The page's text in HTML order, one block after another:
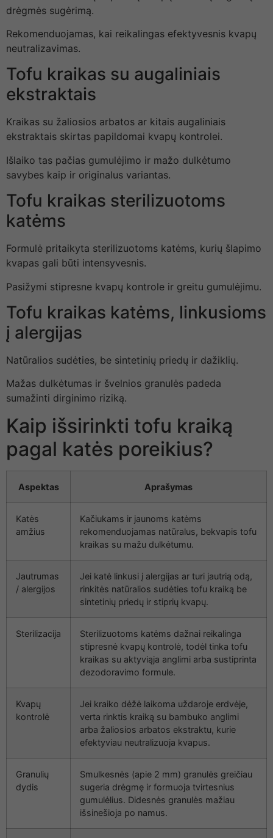
drėgmės sugėrimą.
Rekomenduojamas, kai reikalingas efektyvesnis kvapų
neutralizavimas.
Tofu kraikas su augaliniais
ekstraktais
Kraikas su žaliosios arbatos ar kitais augaliniais
ekstraktais skirtas papildomai kvapų kontrolei.
Išlaiko tas pačias gumulėjimo ir mažo dulkėtumo
savybes kaip ir originalus variantas.
Tofu kraikas sterilizuotoms
katėms
Formulė pritaikyta sterilizuotoms katėms, kurių šlapimo
kvapas gali būti intensyvesnis.
Pasižymi stipresne kvapų kontrole ir greitu gumulėjimu.
Tofu kraikas katėms, linkusioms
į alergijas
Natūralios sudėties, be sintetinių priedų ir dažiklių.
Mažas dulkėtumas ir švelnios granulės padeda
sumažinti dirginimo riziką.
Kaip išsirinkti tofu kraiką
pagal katės poreikius?
Aspektas Aprašymas
Katės
amžius
Kačiukams ir jaunoms katėms
rekomenduojamas natūralus, bekvapis tofu
kraikas su mažu dulkėtumu.
Jautrumas
/ alergijos
Jei katė linkusi į alergijas ar turi jautrią odą,
rinkitės natūralios sudėties tofu kraiką be
sintetinių priedų ir stiprių kvapų.
Sterilizacija
Sterilizuotoms katėms dažnai reikalinga
stipresnė kvapų kontrolė, todėl tinka tofu
kraikas su aktyviąja anglimi arba sustiprinta
dezodoravimo formule.
Kvapų
kontrolė
Jei kraiko dėžė laikoma uždaroje erdvėje,
verta rinktis kraiką su bambuko anglimi
arba žaliosios arbatos ekstraktu, kurie
efektyviau neutralizuoja kvapus.
Granulių
dydis
Smulkesnės (apie 2 mm) granulės greičiau
sugeria drėgmę ir formuoja tvirtesnius
gumulėlius. Didesnės granulės mažiau
išsinešioja po namus.